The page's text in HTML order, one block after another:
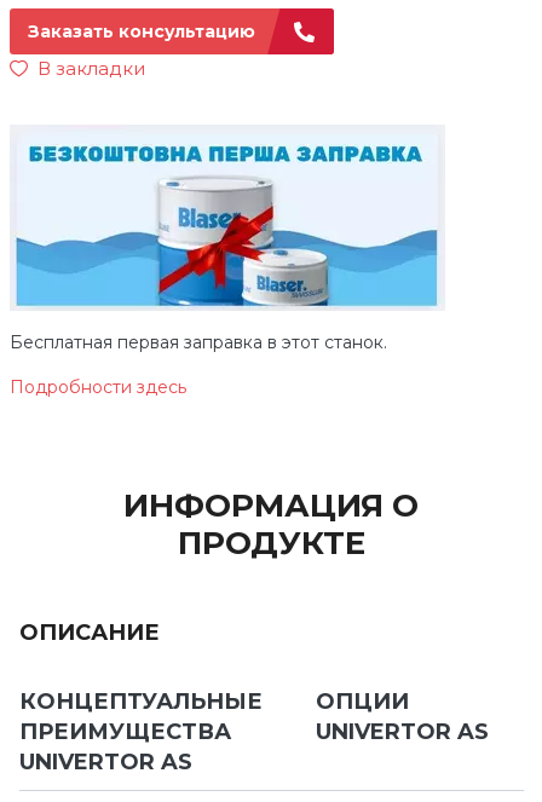
Заказать консультацию
В закладки
Бесплатная первая заправка в этот станок.
Подробности здесь
ИНФОРМАЦИЯ О
ПРОДУКТЕ
ОПИСАНИЕ
КОНЦЕПТУАЛЬНЫЕ
ПРЕИМУЩЕСТВА
UNIVERTOR AS
ОПЦИИ
UNIVERTOR AS